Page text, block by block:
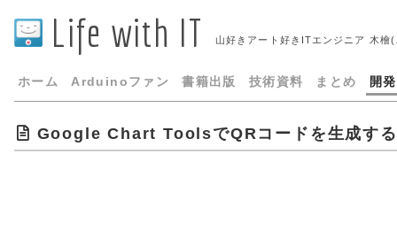
Life with IT 山好きアート好きITエンジニア 木檜
ホーム Arduinoファン 書籍出版 技術資料 まとめ 開
Google Chart ToolsでQRコードを生成す